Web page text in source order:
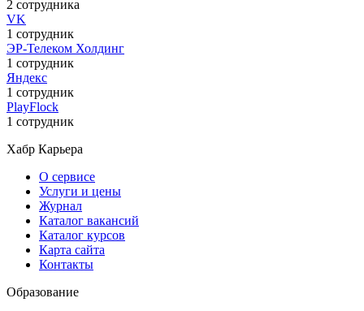
2 сотрудника
VK
1 сотрудник
ЭР-Телеком Холдинг
1 сотрудник
Яндекс
1 сотрудник
PlayFlock
1 сотрудник
Хабр Карьера
О сервисе
Услуги и цены
Журнал
Каталог вакансий
Каталог курсов
Карта сайта
Контакты
Образование